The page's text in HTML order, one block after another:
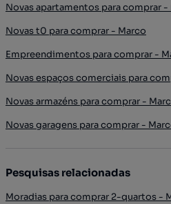
Novas apartamentos para comprar -
Novas t0 para comprar - Marco
Empreendimentos para comprar -
Novas espaços comerciais para
Novas armazéns para comprar -
Novas garagens para comprar -
Pesquisas relacionadas
Moradias para comprar 2-quartos -